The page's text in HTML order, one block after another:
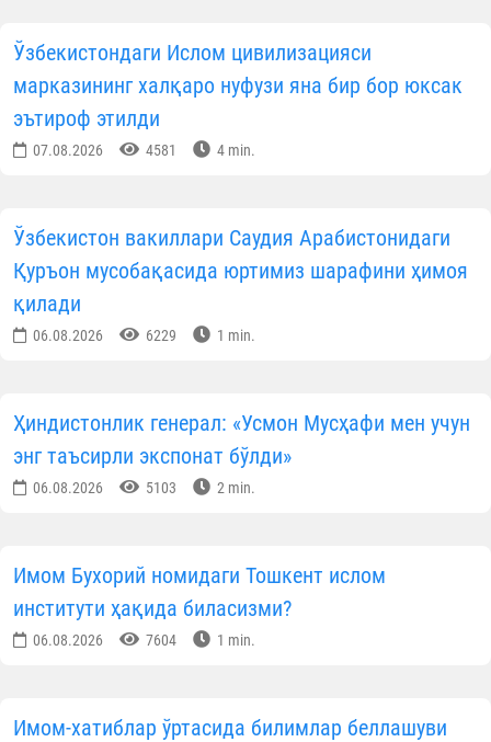
Ўзбекистондаги Ислом цивилизацияси
марказининг халқаро нуфузи яна бир бор юксак
эътироф этилди
07.08.2026 4581 4 min.
Ўзбекистон вакиллари Саудия Арабистонидаги
Қуръон мусобақасида юртимиз шарафини ҳимоя
қилади
06.08.2026 6229 1 min.
Ҳиндистонлик генерал: «Усмон Мусҳафи мен учун
энг таъсирли экспонат бўлди»
06.08.2026 5103 2 min.
Имом Бухорий номидаги Тошкент ислом
институти ҳақида биласизми?
06.08.2026 7604 1 min.
Имом-хатиблар ўртасида билимлар беллашуви